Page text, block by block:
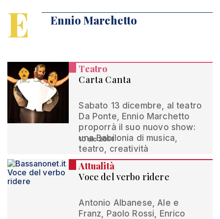
E Ennio Marchetto
Teatro
Carta Canta
Sabato 13 dicembre, al teatro
Da Ponte, Ennio Marchetto
proporrà il suo nuovo show:
una Babilonia di musica,
teatro, creatività
10 dic 2014
Attualità
Voce del verbo ridere
Antonio Albanese, Ale e
Franz, Paolo Rossi, Enrico